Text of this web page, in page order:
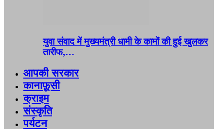
युवा संवाद में मुख्यमंत्री धामी के कामों की हुई खुलकर
तारीफ,…
आपकी सरकार
कानाफ़ूसी
क्राइम
संस्कृति
पर्यटन